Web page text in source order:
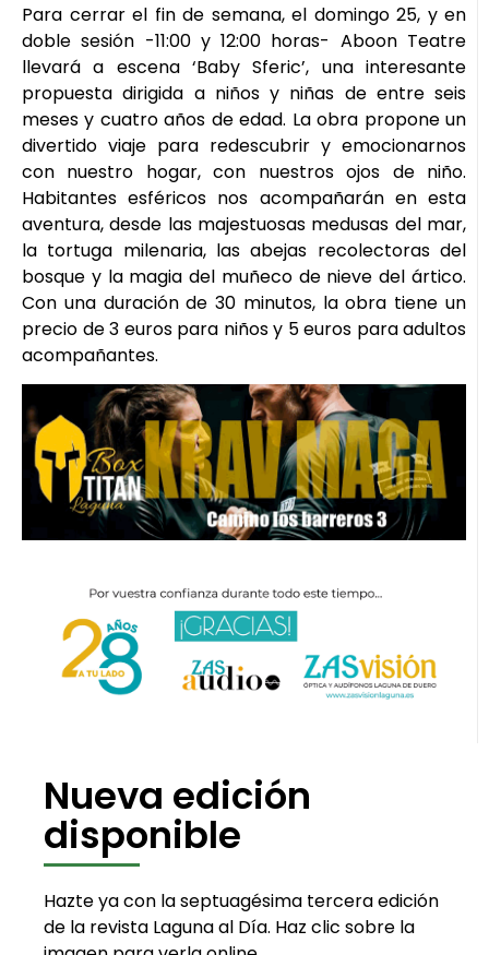
Para cerrar el fin de semana, el domingo 25, y en
doble sesión -11:00 y 12:00 horas- Aboon Teatre
llevará a escena ‘Baby Sferic’, una interesante
propuesta dirigida a niños y niñas de entre seis
meses y cuatro años de edad. La obra propone un
divertido viaje para redescubrir y emocionarnos
con nuestro hogar, con nuestros ojos de niño.
Habitantes esféricos nos acompañarán en esta
aventura, desde las majestuosas medusas del mar,
la tortuga milenaria, las abejas recolectoras del
bosque y la magia del muñeco de nieve del ártico.
Con una duración de 30 minutos, la obra tiene un
precio de 3 euros para niños y 5 euros para adultos
acompañantes.
Nueva edición
disponible
Hazte ya con la septuagésima tercera edición
de la revista Laguna al Día. Haz clic sobre la